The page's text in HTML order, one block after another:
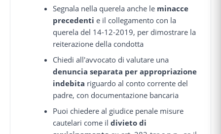
Segnala nella querela anche le minacce
precedenti e il collegamento con la
querela del 14-12-2019, per dimostrare la
reiterazione della condotta
Chiedi all'avvocato di valutare una
denuncia separata per appropriazione
indebita riguardo al conto corrente del
padre, con documentazione bancaria
Puoi chiedere al giudice penale misure
cautelari come ildivieto di